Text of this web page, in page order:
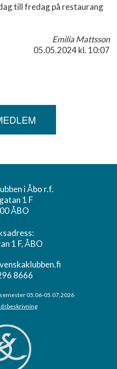
till fredag på restaurang
Emilia Mattsson
05.05.2024kl. 10:07
i Åbo r.f.
1 F
ÅBO
1 F, ÅBO
8666
05.06-05.07.2026